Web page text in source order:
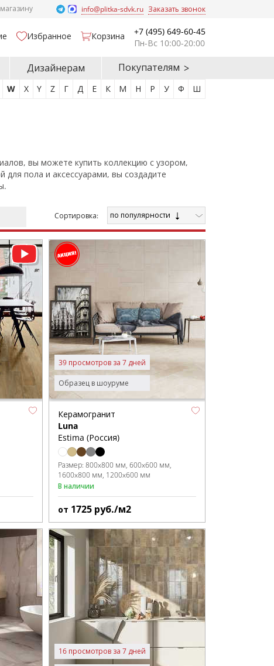
info@plitka-sdvk.ru Заказать звонок
Избранное Корзина
+7 (495) 649-60-45
Пн-Вс 10:00-20:00
Дизайнерам Покупателям
W X Y Z Г Д Е К М Н Р У Ф Ш
вы можете купить коллекцию с узором,
пола и аксессуарами, вы создадите
Cортировка: по популярности
Образец в шоуруме
39 просмотров за 7 дней
Керамогранит
Luna
Estima (Россия)
Размер: 800x800 мм 600x600 мм
1600x800 мм 1200x600 мм
В наличии
от 1725 руб./м2
16 просмотров за 7 дней